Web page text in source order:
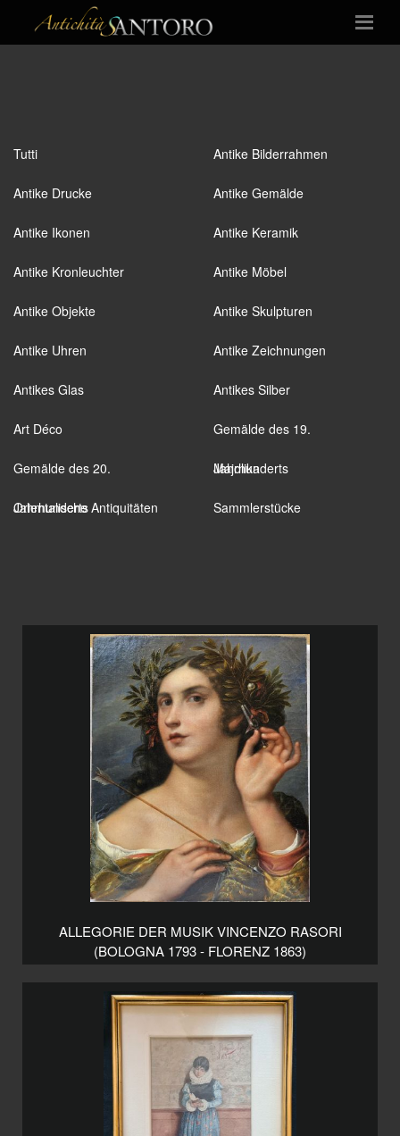
Tutti Antike Bilderrahmen
Antike Drucke Antike Gemälde
Antike Ikonen Antike Keramik
Antike Kronleuchter Antike Möbel
Antike Objekte Antike Skulpturen
Antike Uhren Antike Zeichnungen
Antikes Glas Antikes Silber
Art Déco Gemälde des 19.
Jahrhunderts
Gemälde des 20.
Jahrhunderts
Majolika
Orientalische Antiquitäten Sammlerstücke
ALLEGORIE DER MUSIK VINCENZO RASORI
(BOLOGNA 1793 - FLORENZ 1863)